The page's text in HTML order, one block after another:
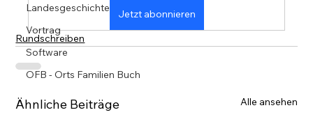
Landesgeschichte
Vortrag
Software
OFB - Orts Familien Buch
Jetzt abonnieren
Rundschreiben
Ähnliche Beiträge Alle ansehen